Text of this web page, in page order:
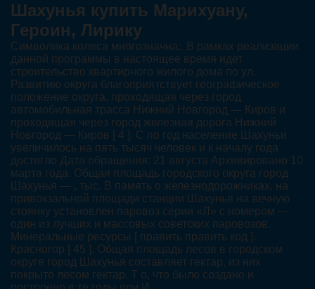
Шахунья купить Марихуану,
Героин, Лирику
Символика колеса многозначна:. В рамках реализации
данной программы в настоящее время идет
строительство квартирного жилого дома по ул.
Развитию округа благоприятствует географическое
положение округа, проходящая через город
автомобильная трасса Нижний Новгород — Киров и
проходящая через город железная дорога Нижний
Новгород — Киров [ 4 ]. С по год население Шахуньи
увеличилось на пять тысяч человек и к началу года
достигло Дата обращения: 21 августа Архивировано 10
марта года. Общая площадь городского округа город
Шахунья — , тыс. В память о железнодорожниках, на
привокзальной площади станции Шахунья на вечную
стоянку установлен паровоз серии «Л» с номером —
один из лучших и массовых советских паровозов.
Минеральные ресурсы [ править править код ].
Красногор [ 45 ]. Общая площадь лесов в городском
округе город Шахунья составляет гектар, из них
покрыто лесом гектар. Т о, что было создано и